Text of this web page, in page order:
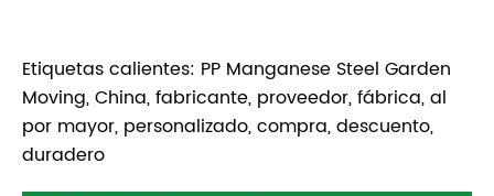
Etiquetas calientes: PP Manganese Steel Garden
Moving, China, fabricante, proveedor, fábrica, al
por mayor, personalizado, compra, descuento,
duradero